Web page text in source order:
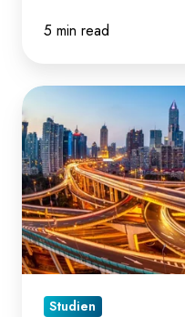
5 min read
Die
Veränderungen
im
B2B
Marketing
2020
-
wo
gehtStudien